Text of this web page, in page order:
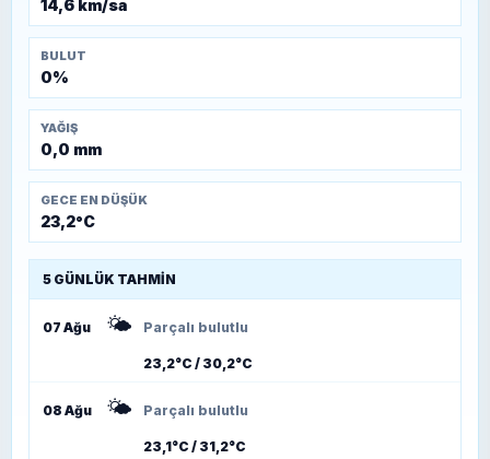
14,6 km/sa
BULUT
0%
YAĞIŞ
0,0 mm
GECE EN DÜŞÜK
23,2°C
5 GÜNLÜK TAHMIN
07 Ağu 🌤️ Parçalı bulutlu
23,2°C / 30,2°C
08 Ağu 🌤️ Parçalı bulutlu
23,1°C / 31,2°C